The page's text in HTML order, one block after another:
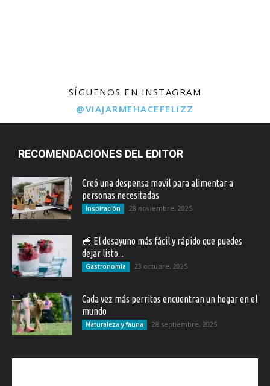
SÍGUENOS EN INSTAGRAM
@VIAJARMEHACEFELIZZ
RECOMENDACIONES DEL EDITOR
Creó una despensa movil para alimentar a
personas necesitadas
Inspiración 28 noviembre, 2025
🥣 El desayuno más fácil y rápido que puedes
dejar listo...
Gastronomía 23 octubre, 2025
Cada vez más perritos encuentran un hogar en el
mundo
Naturaleza y fauna 28 septiembre, 2025